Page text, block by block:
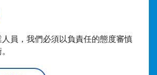
員，我們必須以負責任的態度審慎